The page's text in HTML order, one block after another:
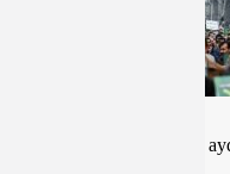
Ölkədə idarəetmə böhranı